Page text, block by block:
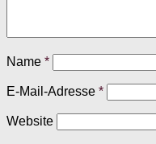
Name *
E-Mail-Adresse *
Website